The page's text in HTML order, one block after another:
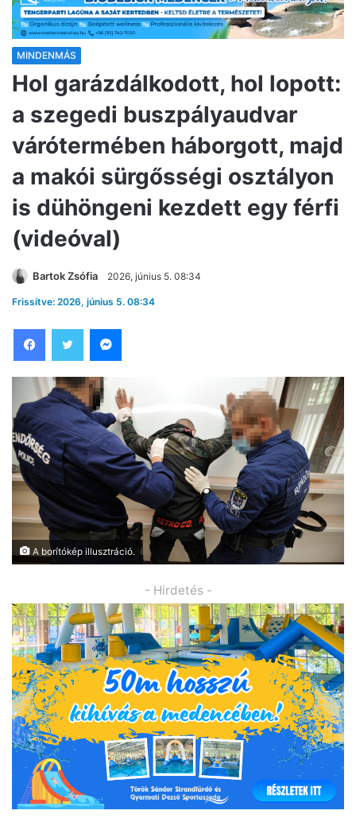
MINDENMÁS
Hol garázdálkodott, hol lopott:
a szegedi buszpályaudvar
várótermében háborgott, majd
a makói sürgősségi osztályon
is dühöngeni kezdett egy férfi
(videóval)
Bartok Zsófia 2026, június 5. 08:34
Frissítve: 2026, június 5. 08:34
A borítókép illusztráció.
- Hirdetés -